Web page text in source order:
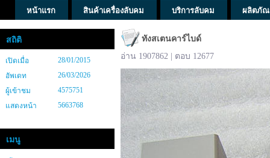
หน้าแรก สินค้าเครื่องลับคม บริการลับคม ผลิตภัณ
สถิติ
เปิดเมื่อ
28/01/2015
อัพเดท
26/03/2026
ผู้เข้าชม
4575751
แสดงหน้า
5663768
เมนู
ทังสเตนคาร์ไบด์
อ่าน 1907862 | ตอบ 12677